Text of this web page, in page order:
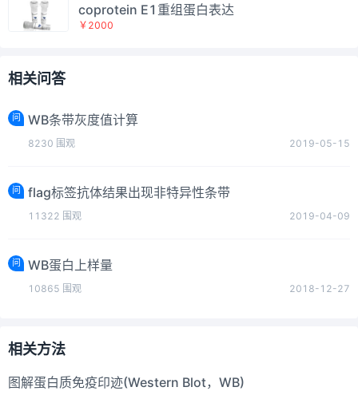
coprotein E1重组蛋白表达
￥2000
相关问答
问 WB条带灰度值计算
8230 围观 2019-05-15
问 flag标签抗体结果出现非特异性条带
11322 围观 2019-04-09
问 WB蛋白上样量
10865 围观 2018-12-27
相关方法
图解蛋白质免疫印迹(Western Blot，WB)